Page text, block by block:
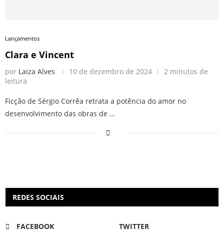
Lançamentos
Clara e Vincent
por Laiza Alves 10 de dezembro de 2024
2 minutos de
leitura
Ficção de Sérgio Corrêa retrata a potência do amor no
desenvolvimento das obras de …
REDES SOCIAIS
FACEBOOK
TWITTER